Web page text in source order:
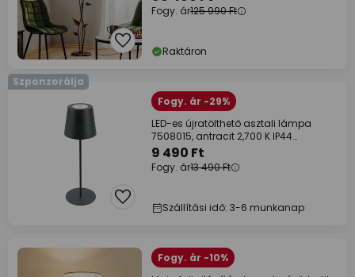
Fogy. ár125 990 Ft
Raktáron
Szponzorálja
Fogy. ár -29%
LED-es újratölthető asztali lámpa
7508015, antracit 2,700 K IP44
Touchdim
9 490 Ft
Fogy. ár13 490 Ft
Szállítási idő: 3-6 munkanap
Fogy. ár -10%